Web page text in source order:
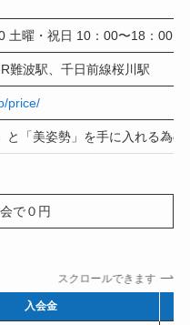
土曜・祝日 10：00〜18：00
難波駅、千日前線桜川駅
price/
と「美姿勢」を手に入れる為
で０円
スクロールできます
入会金